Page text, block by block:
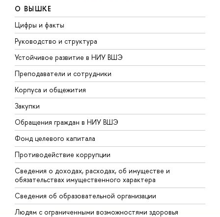
О ВЫШКЕ
Цифры и факты
Руководство и структура
Устойчивое развитие в НИУ ВШЭ
Преподаватели и сотрудники
Корпуса и общежития
Закупки
Обращения граждан в НИУ ВШЭ
Фонд целевого капитала
Противодействие коррупции
Сведения о доходах, расходах, об имуществе и
обязательствах имущественного характера
Сведения об образовательной организации
Людям с ограниченными возможностями здоровья